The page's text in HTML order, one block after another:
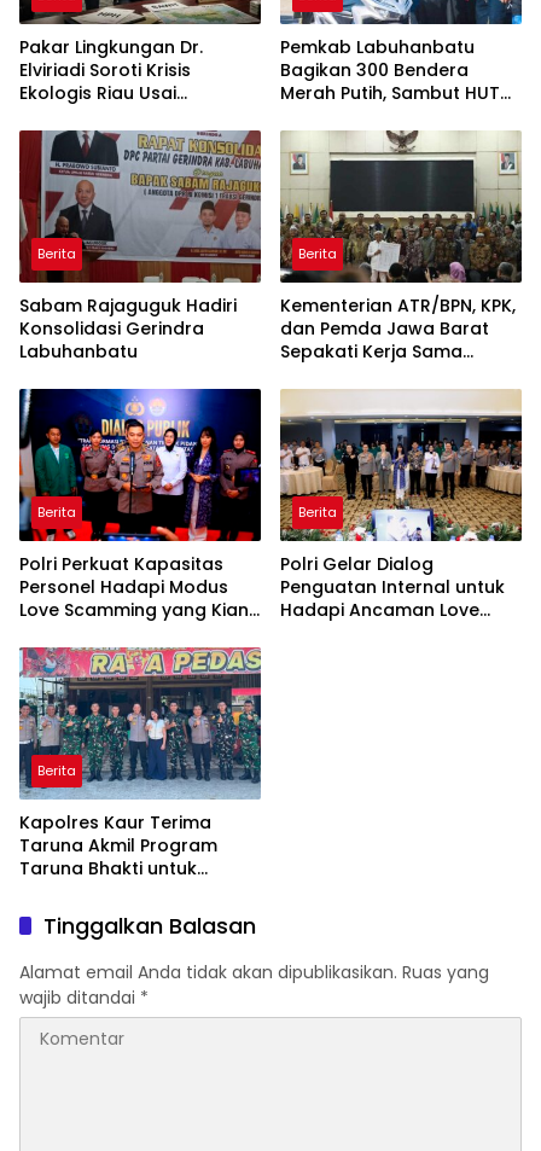
Pakar Lingkungan Dr.
Elviriadi Soroti Krisis
Ekologis Riau Usai
Monyet, Harimau, dan
Beruang Terhadap Warga
Pemkab Labuhanbatu
Bagikan 300 Bendera
Merah Putih, Sambut HUT
Berita
Sabam Rajaguguk Hadiri
Konsolidasi Gerindra
Labuhanbatu
Berita
Kementerian ATR/BPN, KPK,
dan Pemda Jawa Barat
Sepakati Kerja Sama
Korupsi serta Penguatan
Ekonomi Daerah
Berita
Polri Perkuat Kapasitas
Personel Hadapi Modus
Love Scamming yang Kian
Berita
Polri Gelar Dialog
Penguatan Internal untuk
Hadapi Ancaman Love
Berita
Kapolres Kaur Terima
Taruna Akmil Program
Taruna Bhakti untuk
Rakyat Kabupaten Kaur
Tinggalkan Balasan
Alamat email Anda tidak akan dipublikasikan. Ruas yang
wajib ditandai *